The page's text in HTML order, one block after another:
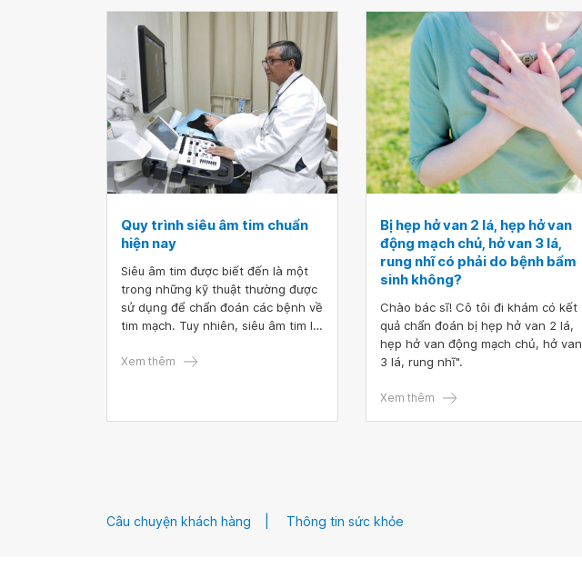
Quy trình siêu âm tim chuẩn
hiện nay
Siêu âm tim được biết đến là một
trong những kỹ thuật thường được
sử dụng để chẩn đoán các bệnh về
tim mạch. Tuy nhiên, siêu âm tim là
hiện nay tiến hành như thế nào thì
Xem thêm
Bị hẹp hở van 2 lá, hẹp hở van
động mạch chủ, hở van 3 lá,
rung nhĩ có phải do bệnh bẩm
sinh không?
Chào bác sĩ! Cô tôi đi khám có kết
quả chẩn đoán bị hẹp hở van 2 lá,
hẹp hở van động mạch chủ, hở van
3 lá, rung nhĩ".
Xem thêm
Câu chuyện khách hàng Thông tin sức khỏe